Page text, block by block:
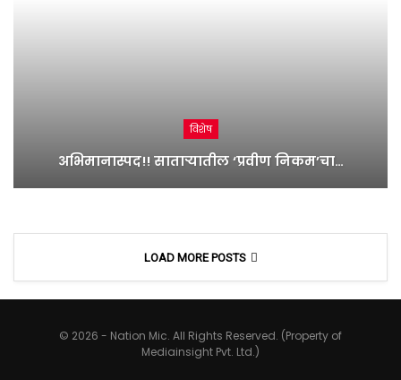
विशेष
अभिमानास्पद!! साताऱ्यातील ‘प्रवीण निकम’चा…
LOAD MORE POSTS
© 2026 - Nation Mic. All Rights Reserved. (Property of
Mediainsight Pvt. Ltd.)